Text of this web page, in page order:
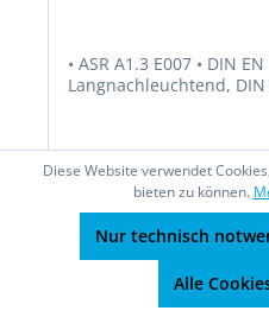
• ASR A1.3 E007 • DIN EN ISO 7010 E007 •
Langnachleuchtend,
Ab61,29 €*
Diese Website verwendet
bieten zu können.
Nur technisch
Alle